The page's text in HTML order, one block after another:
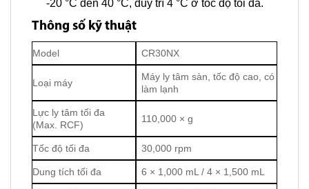
-20 °C đến 40 °C, duy trì 4 °C ở tốc độ tối đa.
Thông số kỹ thuật
Model CR30NX
Loại máy
Máy ly tâm sàn, tốc độ cao, có
làm lạnh
Lực ly tâm tối đa
(Max. RCF)
110,000 × g
Tốc độ tối đa 30,000 rpm
Dung tích tối đa 6 × 1,000 mL / 4 × 1,500 mL